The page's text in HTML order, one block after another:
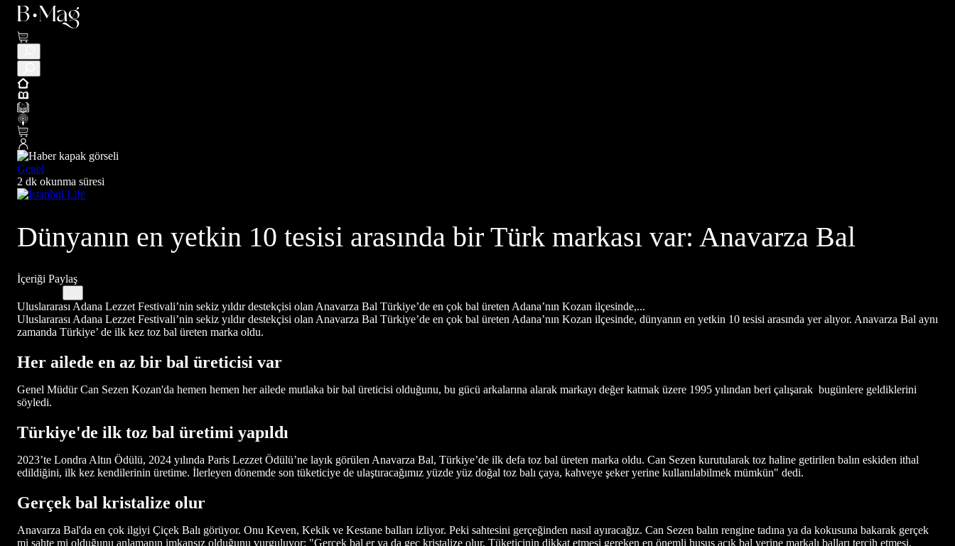
Genel
2 dk okunma süresi
Dünyanın en yetkin 10 tesisi arasında bir Türk markası var: Anavarza Bal
İçeriği Paylaş
Uluslararası Adana Lezzet Festivali’nin sekiz yıldır destekçisi olan Anavarza Bal Türkiye’de en çok bal üreten Adana’nın Kozan ilçesinde,...
Uluslararası Adana Lezzet Festivali’nin sekiz yıldır destekçisi olan Anavarza Bal Türkiye’de en çok bal üreten Adana’nın Kozan ilçesinde, dünyanın en yetkin 10 tesisi arasında yer alıyor. Anavarza Bal aynı
zamanda Türkiye’ de ilk kez toz bal üreten marka oldu.
Her ailede en az bir bal üreticisi var
Genel Müdür Can Sezen Kozan'da hemen hemen her ailede mutlaka bir bal üreticisi olduğunu, bu gücü arkalarına alarak markayı değer katmak üzere 1995 yılından beri çalışarak bugünlere geldiklerini
söyledi.
Türkiye'de ilk toz bal üretimi yapıldı
2023’te Londra Altın Ödülü, 2024 yılında Paris Lezzet Ödülü’ne layık görülen Anavarza Bal, Türkiye’de ilk defa toz bal üreten marka oldu. Can Sezen kurutularak toz haline getirilen balın eskiden ithal
edildiğini, ilk kez kendilerinin üretime. İlerleyen dönemde son tüketiciye de ulaştıracağımız yüzde yüz doğal toz balı çaya, kahveye şeker yerine kullanılabilmek mümkün" dedi.
Gerçek bal kristalize olur
Anavarza Bal'da en çok ilgiyi Çiçek Balı görüyor. Onu Keven, Kekik ve Kestane balları izliyor. Peki sahtesini gerçeğinden nasıl ayıracağız. Can Sezen balın rengine tadına ya da kokusuna bakarak gerçek
mi sahte mi olduğunu anlamanın imkansız olduğunu vurguluyor: "Gerçek bal er ya da geç kristalize olur. Tüketicinin dikkat etmesi gereken en önemli husus açık bal yerine markalı balları tercih etmesi.